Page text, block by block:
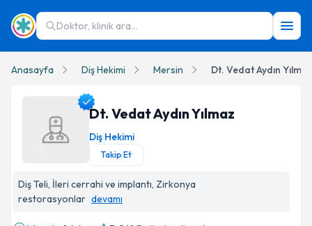
Doktor, klinik ara...
Anasayfa Diş Hekimi Mersin Dt. Vedat Aydın Yılmaz
Dt. Vedat Aydın Yılmaz
Diş Hekimi
Takip Et
Diş Teli, İleri cerrahi ve implantı, Zirkonya
restorasyonlar devamı